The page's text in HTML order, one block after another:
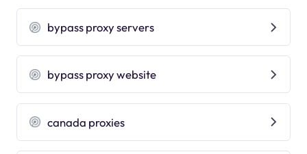
bypass proxy servers
bypass proxy website
canada proxies